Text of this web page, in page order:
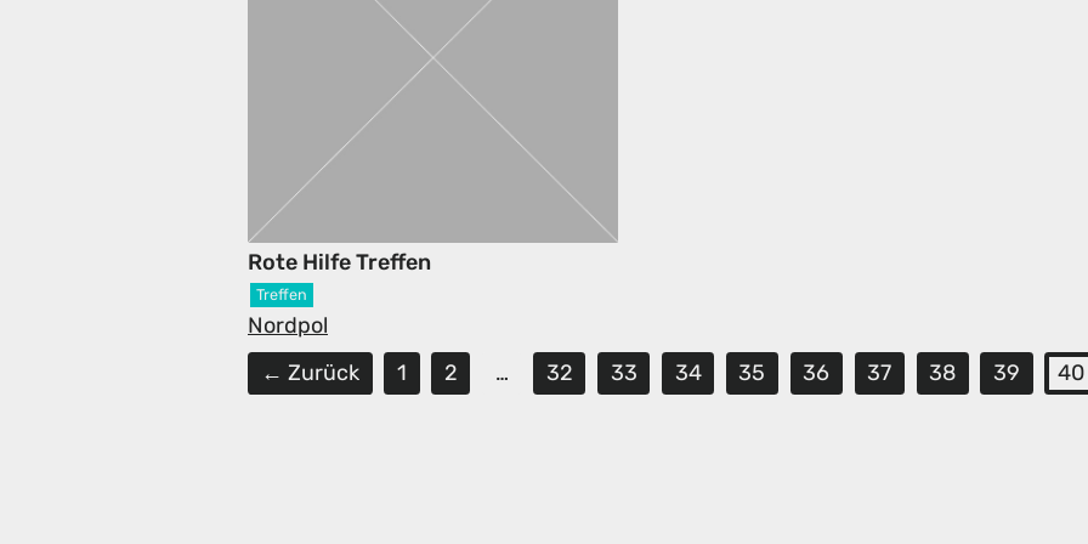
Rote Hilfe Treffen
Treffen
Nordpol
← Zurück
1 2 … 32 33 34 35 36 37 38 39 40